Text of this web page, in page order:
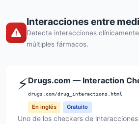
Interacciones entre
Detecta interacciones
múltiples fármacos.
⚡Drugs.com — Interaction
drugs.com/drug_interactions.html
En inglés Gratuito
Uno de los checkers de